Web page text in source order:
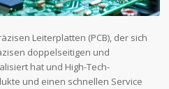
Leiterplatten (PCB), der sich
doppelseitigen und
hat und High-Tech-
und einen schnellen Service